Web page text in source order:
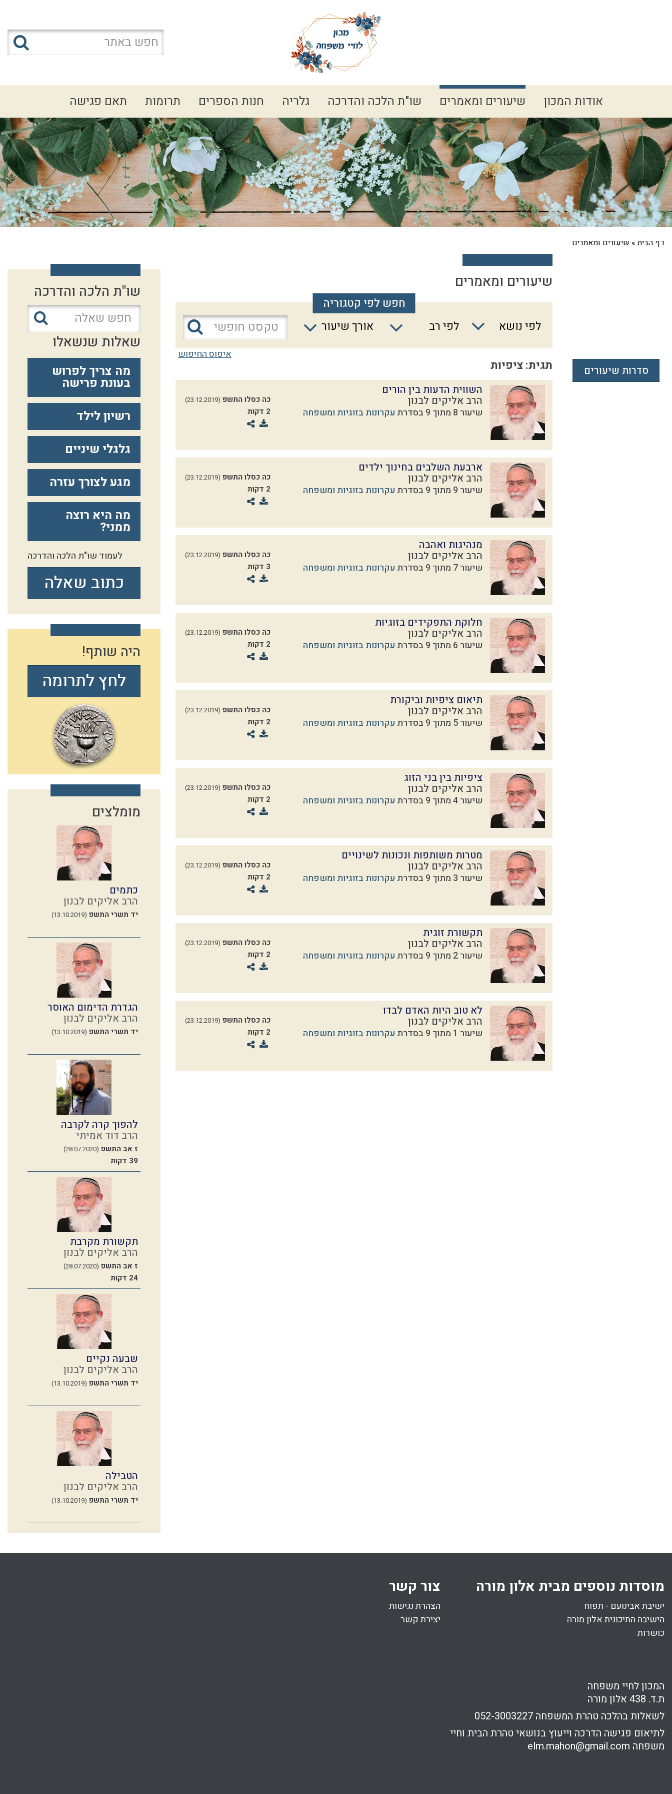
אודות המכון שיעורים ומאמרים שו"ת הלכה והדרכה גלריה חנות הספרים תרומות תאם פגישה
דף הבית» שיעורים ומאמרים
סדרות שיעורים
שיעורים ומאמרים
חפש לפי קטגוריה
איפוס החיפוש
לפי
לפי נושא לפי רב אורך שיעור
תגית: ציפיות
השווית הדעות בין הורים
הרב אליקים לבנון
שיעור 8 מתוך 9 בסדרת עקרונות בזוגיות ומשפחה
כה כסלו התשפ (23.12.2019)
2 דקות
ארבעת השלבים בחינוך ילדים
הרב אליקים לבנון
שיעור 9 מתוך 9 בסדרת עקרונות בזוגיות ומשפחה
כה כסלו התשפ (23.12.2019)
2 דקות
מנהיגות ואהבה
הרב אליקים לבנון
שיעור 7 מתוך 9 בסדרת עקרונות בזוגיות ומשפחה
כה כסלו התשפ (23.12.2019)
3 דקות
חלוקת התפקידים בזוגיות
הרב אליקים לבנון
שיעור 6 מתוך 9 בסדרת עקרונות בזוגיות ומשפחה
כה כסלו התשפ (23.12.2019)
2 דקות
תיאום ציפיות וביקורת
הרב אליקים לבנון
שיעור 5 מתוך 9 בסדרת עקרונות בזוגיות ומשפחה
כה כסלו התשפ (23.12.2019)
2 דקות
ציפיות בין בני הזוג
הרב אליקים לבנון
שיעור 4 מתוך 9 בסדרת עקרונות בזוגיות ומשפחה
כה כסלו התשפ (23.12.2019)
2 דקות
מטרות משותפות ונכונות לשינויים
הרב אליקים לבנון
שיעור 3 מתוך 9 בסדרת עקרונות בזוגיות ומשפחה
כה כסלו התשפ (23.12.2019)
2 דקות
תקשורת זוגית
הרב אליקים לבנון
שיעור 2 מתוך 9 בסדרת עקרונות בזוגיות ומשפחה
כה כסלו התשפ (23.12.2019)
2 דקות
לא טוב היות האדם לבדו
הרב אליקים לבנון
שיעור 1 מתוך 9 בסדרת עקרונות בזוגיות ומשפחה
כה כסלו התשפ (23.12.2019)
2 דקות
שו"ת הלכה והדרכה
שאלות שנשאלו
מה צריך לפרוש
בעונת פרישה
רשיון לילד
גלגלי שיניים
מגע לצורך עזרה
מה היא רוצה
ממני?
לעמוד שו"ת הלכה והדרכה
כתוב שאלה
היה שותף!
לחץ לתרומה
מומלצים
כתמים
הרב אליקים לבנון
יד תשרי התשפ (13.10.2019)
הגדרת הדימום האוסר
הרב אליקים לבנון
יד תשרי התשפ (13.10.2019)
להפוך קרה לקרבה
הרב דוד אמיתי
ז אב התשפ (28.07.2020)
39 דקות
תקשורת מקרבת
הרב אליקים לבנון
ז אב התשפ (28.07.2020)
24 דקות
שבעה נקיים
הרב אליקים לבנון
יד תשרי התשפ (13.10.2019)
הטבילה
הרב אליקים לבנון
יד תשרי התשפ (13.10.2019)
מוסדות נוספים מבית אלון מורה
ישיבת אבינועם - תפוח
הישיבה התיכונית אלון מורה
כושרות
צור קשר
הצהרת נגישות
יצירת קשר
המכון לחיי משפחה
ת.ד. 438 אלון מורה
לשאלות בהלכה טהרת המשפחה 052-3003227
לתיאום פגישה הדרכה וייעוץ בנושאי טהרת הבית וחיי
משפחה elm.mahon@gmail.com